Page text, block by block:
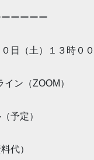
ーーーー
（土）１３時００
ン（ZOOM）
予定）
代）